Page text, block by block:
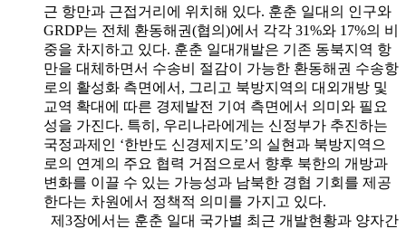
근 항만과 근접거리에 위치해 있다. 훈춘 일대의 인구와
GRDP는 전체 환동해권(협의)에서 각각 31%와 17%의 비
중을 차지하고 있다. 훈춘 일대개발은 기존 동북지역 항
만을 대체하면서 수송비 절감이 가능한 환동해권 수송항
로의 활성화 측면에서, 그리고 북방지역의 대외개방 및
교역 확대에 따른 경제발전 기여 측면에서 의미와 필요
성을 가진다. 특히, 우리나라에게는 신정부가 추진하는
국정과제인 ‘한반도 신경제지도’의 실현과 북방지역으
로의 연계의 주요 협력 거점으로서 향후 북한의 개방과
변화를 이끌 수 있는 가능성과 남북한 경협 기회를 제공
한다는 차원에서 정책적 의미를 가지고 있다.
제3장에서는 훈춘 일대 국가별 최근 개발현황과 양자간